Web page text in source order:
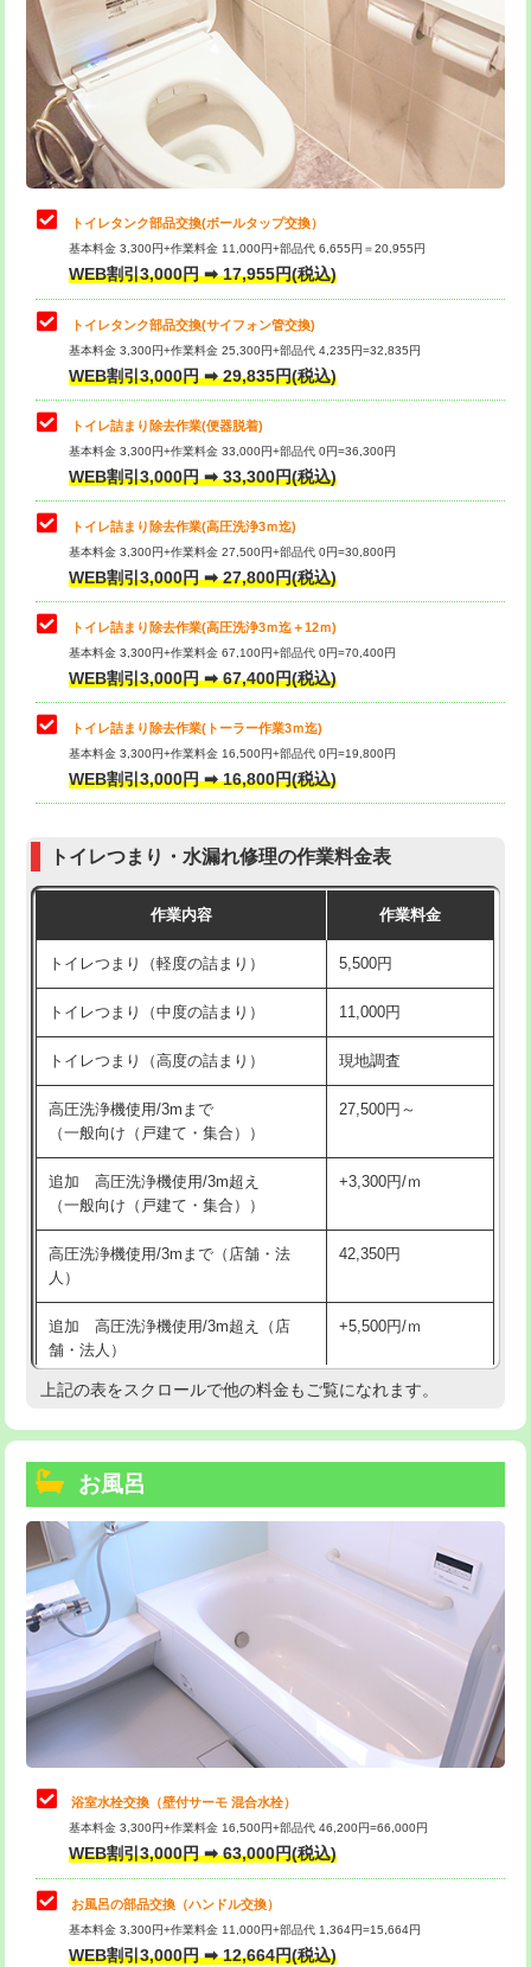
トイレタンク部品交換(ボールタップ交換）
基本料金 3,300円+作業料金 11,000円+部品代 6,655円＝20,955円
WEB割引3,000円 ➡ 17,955円(税込)
トイレタンク部品交換(サイフォン管交換)
基本料金 3,300円+作業料金 25,300円+部品代 4,235円=32,835円
WEB割引3,000円 ➡ 29,835円(税込)
トイレ詰まり除去作業(便器脱着)
基本料金 3,300円+作業料金 33,000円+部品代 0円=36,300円
WEB割引3,000円 ➡ 33,300円(税込)
トイレ詰まり除去作業(高圧洗浄3ｍ迄)
基本料金 3,300円+作業料金 27,500円+部品代 0円=30,800円
WEB割引3,000円 ➡ 27,800円(税込)
トイレ詰まり除去作業(高圧洗浄3ｍ迄＋12ｍ)
基本料金 3,300円+作業料金 67,100円+部品代 0円=70,400円
WEB割引3,000円 ➡ 67,400円(税込)
トイレ詰まり除去作業(トーラー作業3ｍ迄)
基本料金 3,300円+作業料金 16,500円+部品代 0円=19,800円
WEB割引3,000円 ➡ 16,800円(税込)
トイレつまり・水漏れ修理の作業料金表
作業内容 作業料金
トイレつまり（軽度の詰まり） 5,500円
トイレつまり（中度の詰まり） 11,000円
トイレつまり（高度の詰まり） 現地調査
高圧洗浄機使用/3mまで
（一般向け（戸建て・集合））
27,500円～
追加 高圧洗浄機使用/3m超え
（一般向け（戸建て・集合））
+3,300円/ｍ
高圧洗浄機使用/3mまで（店舗・法
人）
42,350円
追加 高圧洗浄機使用/3m超え（店
舗・法人）
+5,500円/ｍ
高度高圧洗浄換 現地調査
トーラー機使用/3mまで
追加トーラー機使用/3m超え
カメラ調査 33,000円
桝清掃 8,800円
止水・漏水調査・防水処理・清掃・修
理・調整・分解・加工など（軽作業）
止水・漏水調査・防水処理・清掃・修
理・調整・分解・加工など（中作業）
22,000円
止水・漏水調査・防水処理・清掃・修
理・調整・分解・加工など（重作業）
33,000円
トイレタンク脱着
トイレ便器脱着
上記の表をスクロールで他の料金もご覧になれます。
お風呂
浴室水栓交換（壁付サーモ 混合水栓）
基本料金 3,300円+作業料金 16,500円+部品代 46,200円=66,000円
WEB割引3,000円 ➡ 63,000円(税込)
お風呂の部品交換（ハンドル交換）
基本料金 3,300円+作業料金 11,000円+部品代 1,364円=15,664円
WEB割引3,000円 ➡ 12,664円(税込)